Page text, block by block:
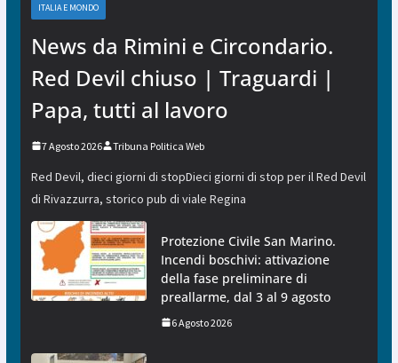
ITALIA E MONDO
News da Rimini e Circondario.
Red Devil chiuso | Traguardi |
Papa, tutti al lavoro
7 Agosto 2026 Tribuna Politica Web
Red Devil, dieci giorni di stopDieci giorni di stop per il Red Devil
di Rivazzurra, storico pub di viale Regina
Protezione Civile San Marino.
Incendi boschivi: attivazione
della fase preliminare di
preallarme, dal 3 al 9 agosto
6 Agosto 2026